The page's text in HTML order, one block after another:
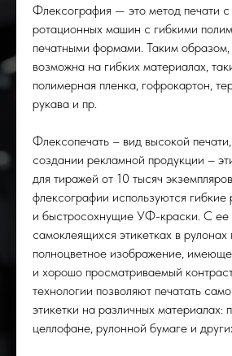
Флексография — это метод печати
ротационных машин с гибкими
печатными формами. Таким образом,
возможна на гибких материалах,
полимерная пленка, гофрокартон,
рукава и пр.
Флексопечать – вид высокой
создании рекламной продукции –
для тиражей от 10 тысяч
флексографии используются
и быстросохнущие УФ-краски. С
самоклеящихся этикетках в рулонах
полноцветное изображение,
и хорошо просматриваемый
технологии позволяют печатать
этикетки на различных материалах:
целлофане, рулонной бумаге и